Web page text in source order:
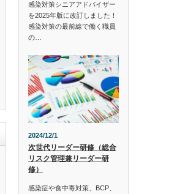
感染対策シニアアドバイザー
を2025年版に改訂しました！
感染対策の最前線で働く職員
の…
2024/12/1
次世代リーダー研修（総合
リスク管理兼リーダー研
修）
感染症や食中毒対策、BCP、